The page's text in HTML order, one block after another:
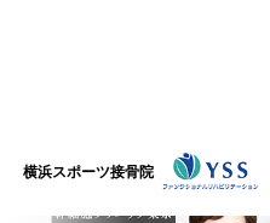
横浜スポーツ接骨院